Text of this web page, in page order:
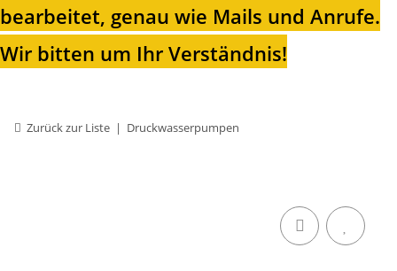
bearbeitet, genau wie Mails und Anrufe.
Wir bitten um Ihr Verständnis!
Zurück zur Liste Druckwasserpumpen